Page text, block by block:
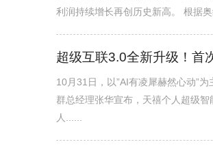
利润持续增长再创历史新高。 根据
超级互联3.0全新升级！首
10月31日，以”AI有凌犀赫然心动”
群总经理张华宣布，天禧个人超级
人......